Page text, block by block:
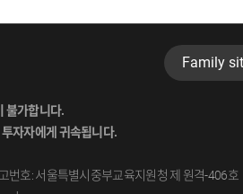
가합니다.
자자에게귀속됩니다.
번호:서울특별시중부교육지원청제원격-406호